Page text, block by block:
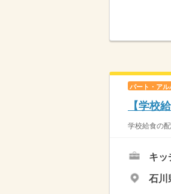
パート・アル
【学校
学校給食の
キッ
石川